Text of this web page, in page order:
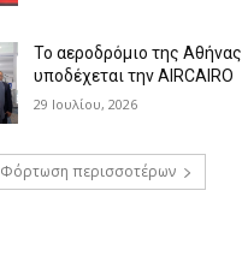
Το αεροδρόμιο της Αθήνας
υποδέχεται την AIRCAIRO
29 Ιουλίου, 2026
Φόρτωση περισσοτέρων